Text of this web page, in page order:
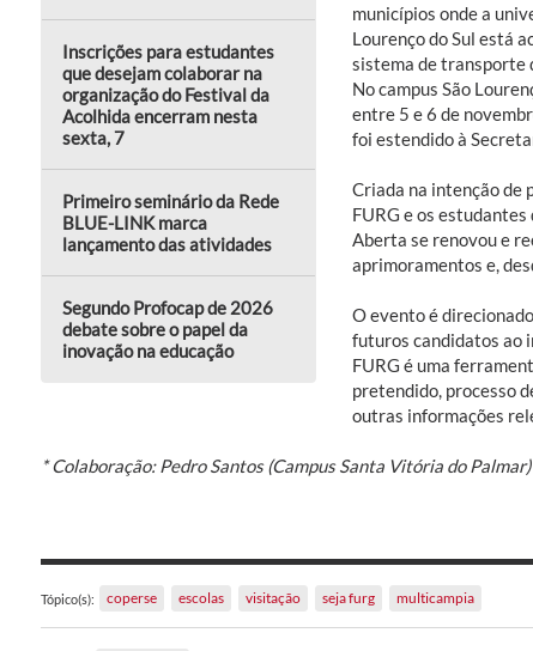
Inscrições para estudantes
que desejam colaborar na
organização do Festival da
Acolhida encerram nesta
sexta, 7
Primeiro seminário da Rede
BLUE-LINK marca
lançamento das atividades
Segundo Profocap de 2026
debate sobre o papel da
inovação na educação
municípios onde a
Lourenço do Sul está
sistema de transporte
No campus São
entre 5 e 6 de
foi estendido à
Criada na intenção de
FURG e os estudantes
Aberta se renovou e
aprimoramentos e,
O evento é
futuros candidatos ao
FURG é uma
pretendido, processo
outras informações
* Colaboração: Pedro Santos (Campus Santa Vitória do
Tópico(s): coperse escolas visitação seja furg multicampia